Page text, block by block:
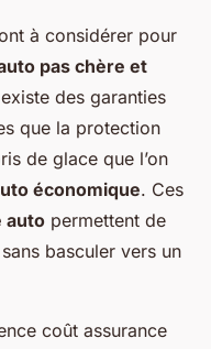
à considérer pour
pas chère et
des garanties
que la protection
de glace que l’on
économique. Ces
auto permettent de
basculer vers un
coût assurance